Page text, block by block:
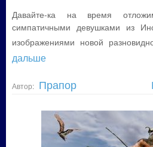
Давайте-ка на время
симпатичными девушками из
изображениями новой
дальше
Автор: Прапор